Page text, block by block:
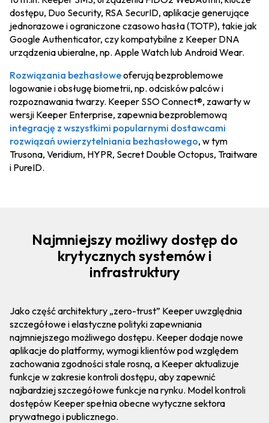
dostępu, Duo Security, RSA SecurID, aplikacje generujące
jednorazowe i ograniczone czasowo hasła (TOTP), takie jak
Google Authenticator, czy kompatybilne z Keeper DNA
urządzenia ubieralne, np. Apple Watch lub Android Wear.
Rozwiązania bezhasłoweoferują bezproblemowe
logowanie i obsługę biometrii, np. odcisków palców i
rozpoznawania twarzy. Keeper SSO Connect®, zawarty w
wersji Keeper Enterprise, zapewnia bezproblemową
integrację z wszystkimi popularnymi dostawcami
rozwiązań uwierzytelniania bezhasłowego, w tym
Trusona, Veridium, HYPR, Secret Double Octopus, Traitware
i PureID.
Najmniejszy możliwy dostęp do
krytycznych systemów i
infrastruktury
Jako część architektury „zero-trust” Keeper uwzględnia
szczegółowe i elastyczne polityki zapewniania
najmniejszego możliwego dostępu. Keeper dodaje nowe
aplikacje do platformy, wymogi klientów pod względem
zachowania zgodności stale rosną, a Keeper aktualizuje
funkcje w zakresie kontroli dostępu, aby zapewnić
najbardziej szczegółowe funkcje na rynku. Model kontroli
dostępów Keeper spełnia obecne wytyczne sektora
prywatnego i publicznego.